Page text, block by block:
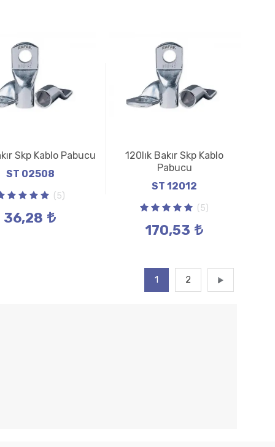
Skp Kablo Pabucu
ST 02508
(5)
36,28
120lık Bakır Skp Kablo
Pabucu
ST 12012
(5)
170,53
1 2